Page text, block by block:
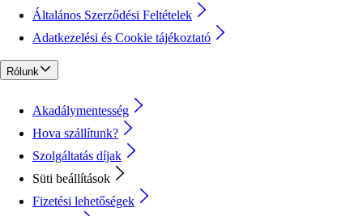
Általános Szerződési Feltételek
Adatkezelési és Cookie tájékoztató
Rólunk
Akadálymentesség
Hova szállítunk?
Szolgáltatás díjak
Süti beállítások
Fizetési lehetőségek